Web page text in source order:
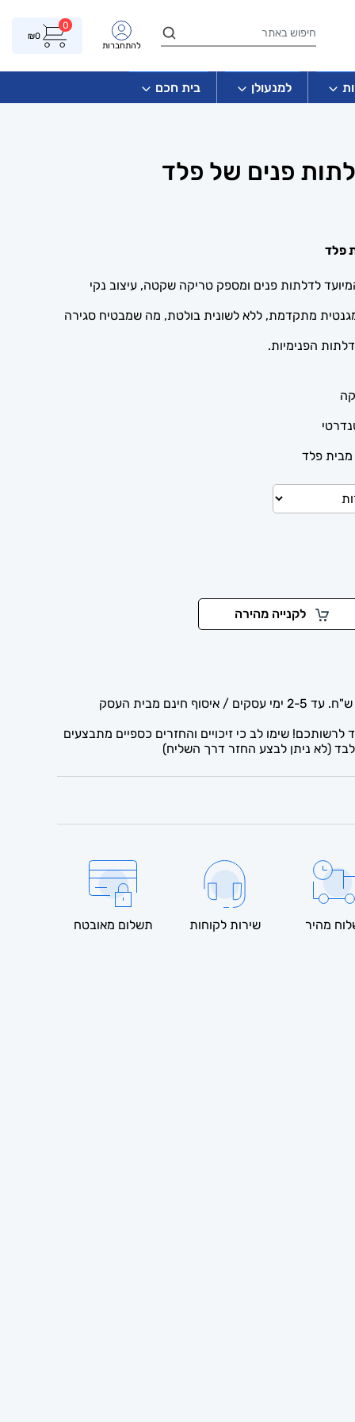
להתחברות
0
₪0
למנעולן בית חכם
פנים של פלד
פלד
לדלתות פנים ומספק טריקה שקטה, עיצוב נקי
מתקדמת, ללא לשונית בולטת, מה שמבטיח סגירה
הפנימיות.
מבית פלד
לקנייה מהירה
לרשותכם! שימו לב כי זיכויים והחזרים כספיים מתבצעים
(לא ניתן לבצע החזר דרך השליח)
מהיר שירות לקוחות תשלום מאובטח